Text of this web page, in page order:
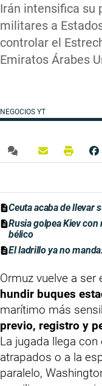
Irán intensifica su
militares a
controlar el
Emiratos Árabes
NEGOCIOS YT
Ceuta acaba de llevar
Rusia golpea Kiev
bélico
El ladrillo ya no
Ormuz vuelve a
hundir buques
marítimo más
previo, registro y
La jugada llega
atrapados o a la
paralelo,